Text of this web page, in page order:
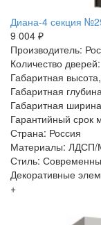
Диана-4 секция
9 004 ₽
Производитель:
Количество
Габаритная
Габаритная
Габаритная
Гарантийный срок
Страна: Россия
Материалы:
Стиль:
Декоративные
+